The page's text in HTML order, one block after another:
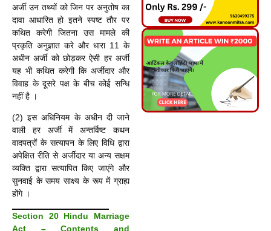
अर्जी उन तथ्यों को जिन पर अनुतोष का
दावा आधारित हो इतने स्पष्ट तौर पर
कथित करेगी जितना उस मामले की
प्रकृति अनुज्ञात करे और धारा 11 के
अधीन अर्जी को छोड़कर ऐसी हर अर्जी
यह भी कथित करेगी कि अर्जीदार और
विवाह के दूसरे पक्ष के बीच कोई सन्धि
नहीं है ।
(2) इस अधिनियम के अधीन दी जाने
वाली हर अर्जी में अन्तर्विष्ट कथन
वादपत्रों के सत्यापन के लिए विधि द्वारा
अपेक्षित रीति से अर्जीदार या अन्य सक्षम
व्यक्ति द्वारा सत्यापित किए जाएंगे और
सुनवाई के समय साक्ष्य के रूप में ग्राह्य
होंगे ।
Section 20 Hindu Marriage
Act – Contents and